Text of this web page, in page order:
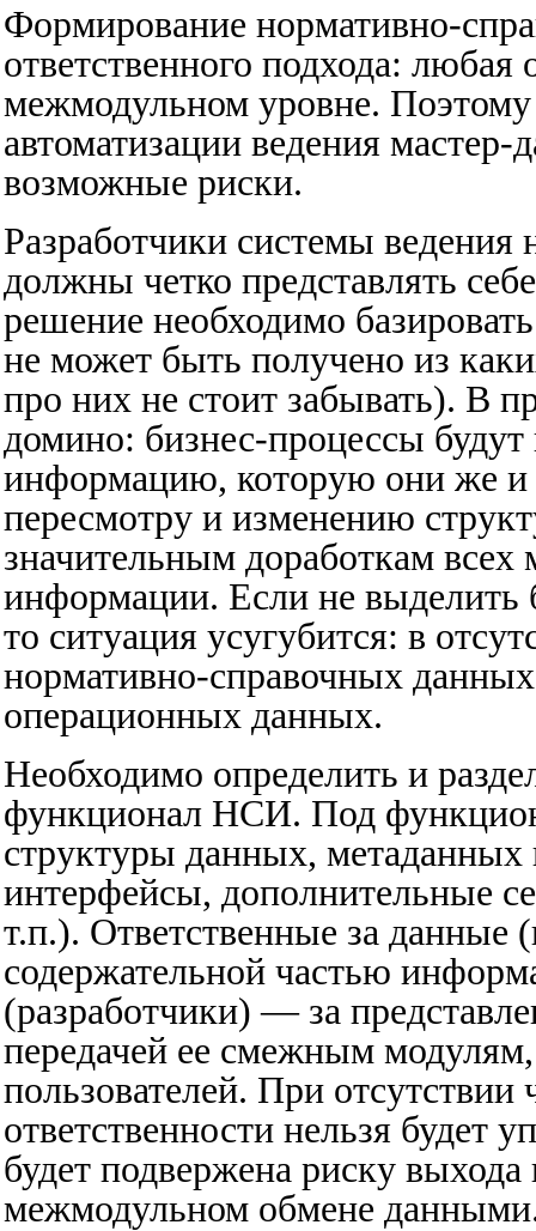
Формирование нормативно-
ответственного подхода:
межмодульном уровне.
автоматизации ведения
возможные риски.
Разработчики системы
должны четко представлять
решение необходимо
не может быть получено из
про них не стоит забывать). В
домино: бизнес-процессы
информацию, которую они же и
пересмотру и изменению
значительным доработкам
информации. Если не
то ситуация усугубится: в
нормативно-справочных
операционных данных.
Необходимо определить и
функционал НСИ. Под
структуры данных, метаданных
интерфейсы, дополнительные
т.п.). Ответственные за данные
содержательной частью
(разработчики) — за
передачей ее смежным
пользователей. При отсутствии
ответственности нельзя будет
будет подвержена риску выхода
межмодульном обмене